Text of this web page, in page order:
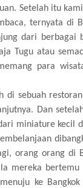
Setelah itu
ternyata di
dari berbagai
Tugu atau
para
di sebuah
Dan
miniature kecil
orang orang di
mereka
ke